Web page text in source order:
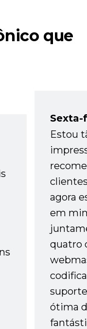
que
Sexta-
Estou
agora
em
quatro
ótima